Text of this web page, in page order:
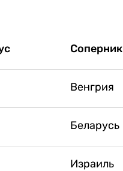
Соперник
Венгрия
Беларусь
Израиль